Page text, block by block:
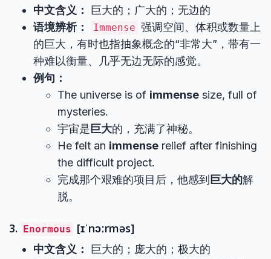
中文含义：
巨大的；广大的；无边的
语境辨析：
Immense 强调空间、体积或数量上
的巨大，有时也指抽象概念的“非常大”，带有一
种难以衡量、几乎无边无际的感觉。
例句：
The universe is of immense size, full of
mysteries.
宇宙是巨大的，充满了神秘。
He felt an immense relief after finishing
the difficult project.
完成那个艰难的项目后，他感到 巨大的解
脱。
3. Enormous [ɪˈnɔːrməs]
中文含义：
巨大的；庞大的；极大的